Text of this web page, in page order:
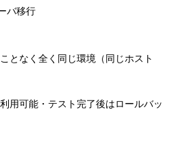
バ移行
となく全く同じ環境（同じホスト
用可能・テスト完了後はロールバッ